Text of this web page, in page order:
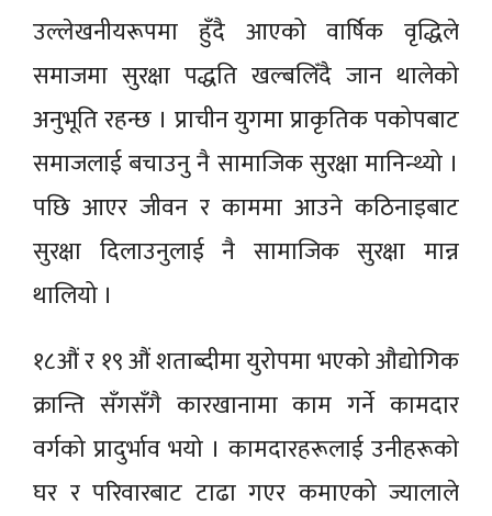
उल्लेखनीयरूपमा हुँदै आएको वार्षिक वृद्धिले
समाजमा सुरक्षा पद्धति खल्बलिँदै जान थालेको
अनुभूति रहन्छ । प्राचीन युगमा प्राकृतिक पकोपबाट
समाजलाई बचाउनु नै सामाजिक सुरक्षा मानिन्थ्यो ।
पछि आएर जीवन र काममा आउने कठिनाइबाट
सुरक्षा दिलाउनुलाई नै सामाजिक सुरक्षा मान्न
थालियो ।
१८औं र १९ औं शताब्दीमा युरोपमा भएको औद्योगिक
क्रान्ति सँगसँगै कारखानामा काम गर्ने कामदार
वर्गको प्रादुर्भाव भयो । कामदारहरूलाई उनीहरूको
घर र परिवारबाट टाढा गएर कमाएको ज्यालाले